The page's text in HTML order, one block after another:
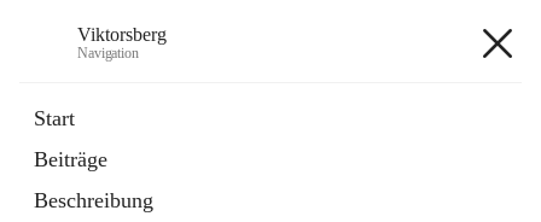
Viktorsberg
Navigation
Start
Beiträge
Beschreibung
1 Schnellzugriff